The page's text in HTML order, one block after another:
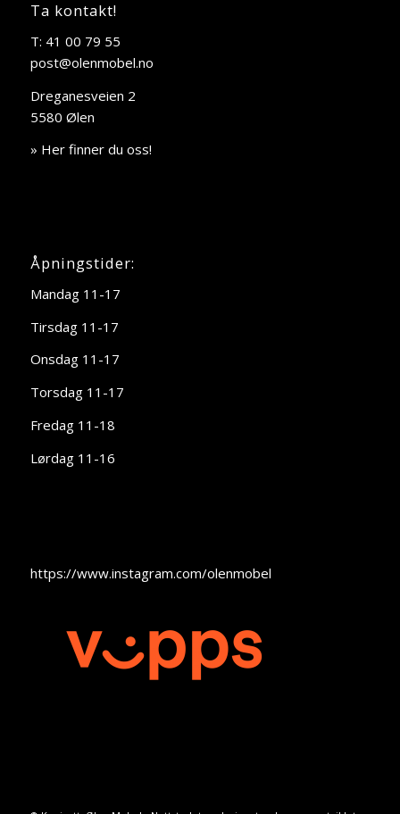
Ta kontakt!
T: 41 00 79 55
post@olenmobel.no
Dreganesveien 2
5580 Ølen
» Her finner du oss!
Åpningstider:
Mandag 11-17
Tirsdag 11-17
Onsdag 11-17
Torsdag 11-17
Fredag 11-18
Lørdag 11-16
https://www.instagram.com/olenmobel